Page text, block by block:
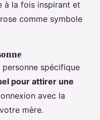
à la fois inspirant et
comme symbole
spécifique
pour attirer une
avec la
mère.